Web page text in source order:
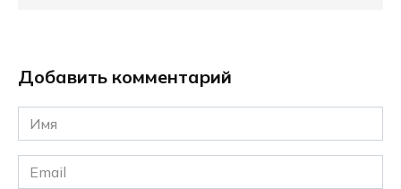
Добавить комментарий
Имя
*
Email